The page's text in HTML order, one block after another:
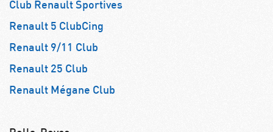
Club Renault Sportives
Renault 5 ClubCing
Renault 9/11 Club
Renault 25 Club
Renault Mégane Club